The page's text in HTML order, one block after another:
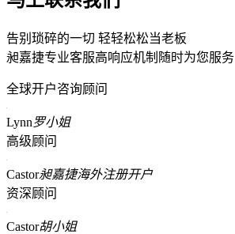
告别琐碎的一切 轻轻松松当老板
昶嘉捷专业客服高响应机制随时为您服务
全球开户咨询顾问
Lynn罗小姐
高级顾问
Castor昶嘉捷海外注册开户
资深顾问
Castor胡小姐